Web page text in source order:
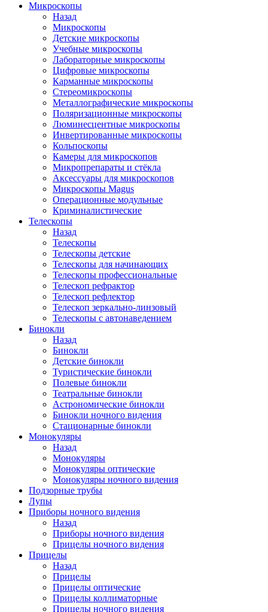
Микроскопы
Назад
Микроскопы
Детские микроскопы
Учебные микроскопы
Лабораторные микроскопы
Цифровые микроскопы
Карманные микроскопы
Стереомикроскопы
Металлографические микроскопы
Поляризационные микроскопы
Люминесцентные микроскопы
Инвертированные микроскопы
Кольпоскопы
Камеры для микроскопов
Микропрепараты и стёкла
Аксессуары для микроскопов
Микроскопы Magus
Операционные модульные
Криминалистические
Телескопы
Назад
Телескопы
Телескопы детские
Телескопы для начинающих
Телескопы профессиональные
Телескоп рефрактор
Телескоп рефлектор
Телескоп зеркально-линзовый
Телескопы с автонаведением
Бинокли
Назад
Бинокли
Детские бинокли
Туристические бинокли
Полевые бинокли
Театральные бинокли
Астрономические бинокли
Бинокли ночного видения
Стационарные бинокли
Монокуляры
Назад
Монокуляры
Монокуляры оптические
Монокуляры ночного видения
Подзорные трубы
Лупы
Приборы ночного видения
Назад
Приборы ночного видения
Прицелы ночного видения
Прицелы
Назад
Прицелы
Прицелы оптические
Прицелы коллиматорные
Прицелы ночного видения